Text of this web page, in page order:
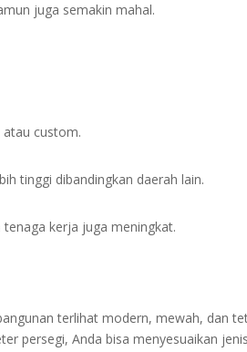
juga semakin mahal.
custom.
tinggi dibandingkan daerah lain.
kerja juga meningkat.
terlihat modern, mewah, dan
persegi, Anda bisa menyesuaikan